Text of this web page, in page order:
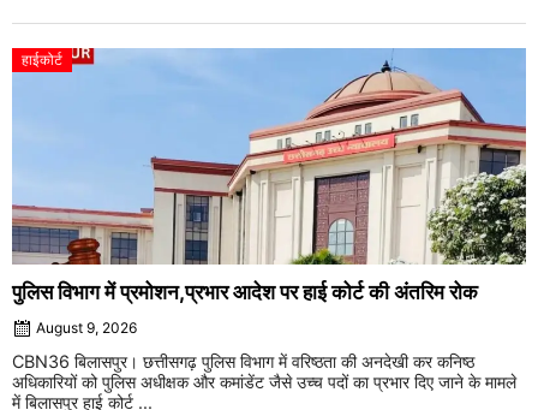
हाईकोर्ट
पुलिस विभाग में प्रमोशन,प्रभार आदेश पर हाई कोर्ट की अंतरिम रोक
August 9, 2026
CBN36 बिलासपुर। छत्तीसगढ़ पुलिस विभाग में वरिष्ठता की अनदेखी कर कनिष्ठ
अधिकारियों को पुलिस अधीक्षक और कमांडेंट जैसे उच्च पदों का प्रभार दिए जाने के मामले
में बिलासपुर हाई कोर्ट ...